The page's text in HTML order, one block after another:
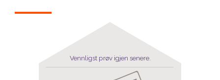
Vennligst prøv igjen senere.